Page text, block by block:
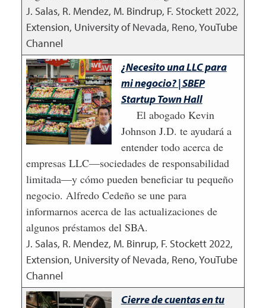
J. Salas, R. Mendez, M. Bindrup, F. Stockett2022,
Extension, University of Nevada, Reno, YouTube
Channel
¿Necesito una LLC para
mi negocio? | SBEP
Startup Town Hall
El abogado Kevin
Johnson J.D. te ayudará a
entender todo acerca de
empresas LLC—sociedades de responsabilidad
limitada—y cómo pueden beneficiar tu pequeño
negocio. Alfredo Cedeño se une para
informarnos acerca de las actualizaciones de
algunos préstamos del SBA.
J. Salas, R. Mendez, M. Binrup, F. Stockett2022,
Extension, University of Nevada, Reno, YouTube
Channel
Cierre de cuentas en tu